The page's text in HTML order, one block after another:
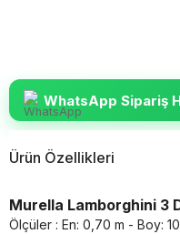
WhatsApp Sipariş
Ürün Özellikleri
Murella Lamborghini 3
Ölçüler : En: 0,70 m - Boy: